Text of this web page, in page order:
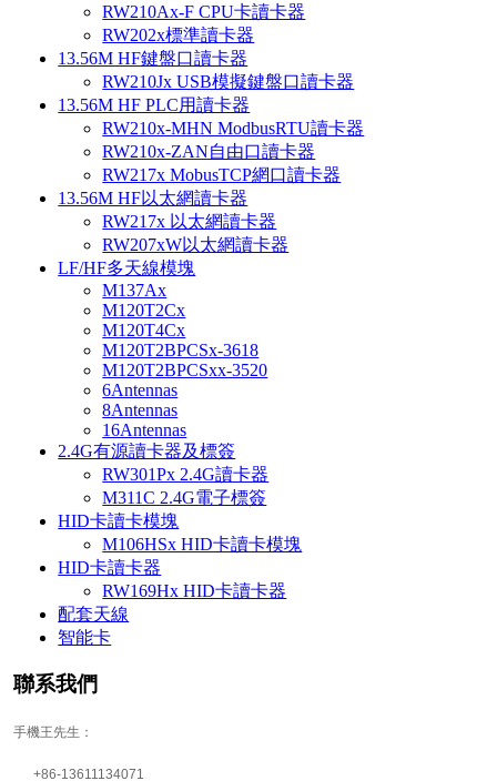
RW210Ax-F CPU卡讀卡器
RW202x標準讀卡器
13.56M HF鍵盤口讀卡器
RW210Jx USB模擬鍵盤口讀卡器
13.56M HF PLC用讀卡器
RW210x-MHN ModbusRTU讀卡器
RW210x-ZAN自由口讀卡器
RW217x MobusTCP網口讀卡器
13.56M HF以太網讀卡器
RW217x 以太網讀卡器
RW207xW以太網讀卡器
LF/HF多天線模塊
M137Ax
M120T2Cx
M120T4Cx
M120T2BPCSx-3618
M120T2BPCSxx-3520
6Antennas
8Antennas
16Antennas
2.4G有源讀卡器及標簽
RW301Px 2.4G讀卡器
M311C 2.4G電子標簽
HID卡讀卡模塊
M106HSx HID卡讀卡模塊
HID卡讀卡器
RW169Hx HID卡讀卡器
配套天線
智能卡
聯系我們
手機王先生：
+86-13611134071